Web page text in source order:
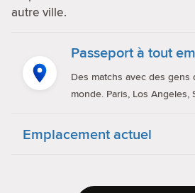
autre ville.
Passeport à tout
Des matchs avec des gens
monde. Paris, Los Angeles,
Emplacement actuel